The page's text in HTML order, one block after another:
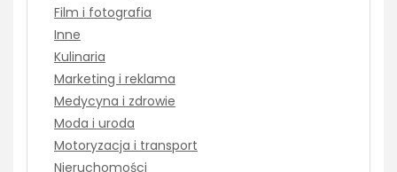
Film i fotografia
Inne
Kulinaria
Marketing i reklama
Medycyna i zdrowie
Moda i uroda
Motoryzacja i transport
Nieruchomości